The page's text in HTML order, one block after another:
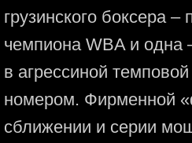
грузинского боксера –
чемпиона WBA и одна
в агрессиной
номером. Фирменной
сближении и серии